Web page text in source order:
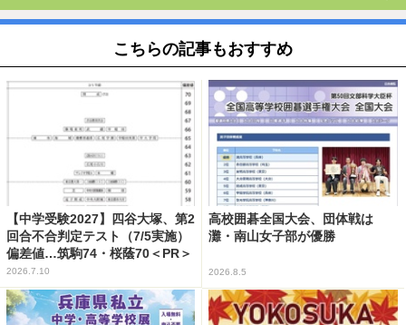
こちらの記事もおすすめ
【中学受験2027】四谷大塚、第2
回合不合判定テスト（7/5実施）
偏差値…筑駒74・桜蔭70＜PR＞
2026.7.10
高校囲碁全国大会、団体戦は
灘・南山女子部が優勝
2026.8.5